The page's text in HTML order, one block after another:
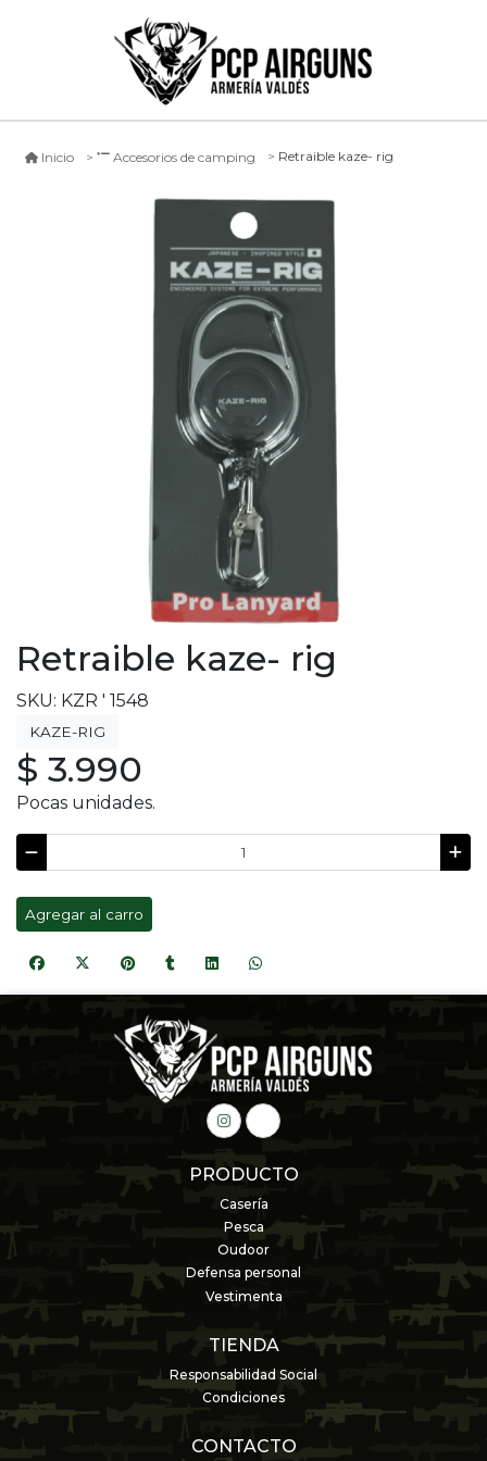
Inicio Accesorios de camping Retraible kaze- rig
Retraible kaze- rig
SKU: KZR ' 1548
KAZE-RIG
$ 3.990
Pocas unidades.
Agregar al carro
PRODUCTO
Casería
Pesca
Oudoor
Defensa personal
Vestimenta
TIENDA
Responsabilidad Social
Condiciones
CONTACTO